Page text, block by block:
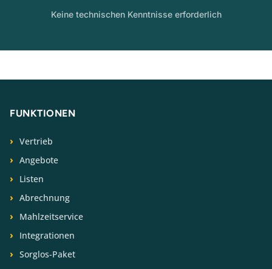
Keine technischen Kenntnisse erforderlich
FUNKTIONEN
Vertrieb
Angebote
Listen
Abrechnung
Mahlzeitservice
Integrationen
Sorglos-Paket